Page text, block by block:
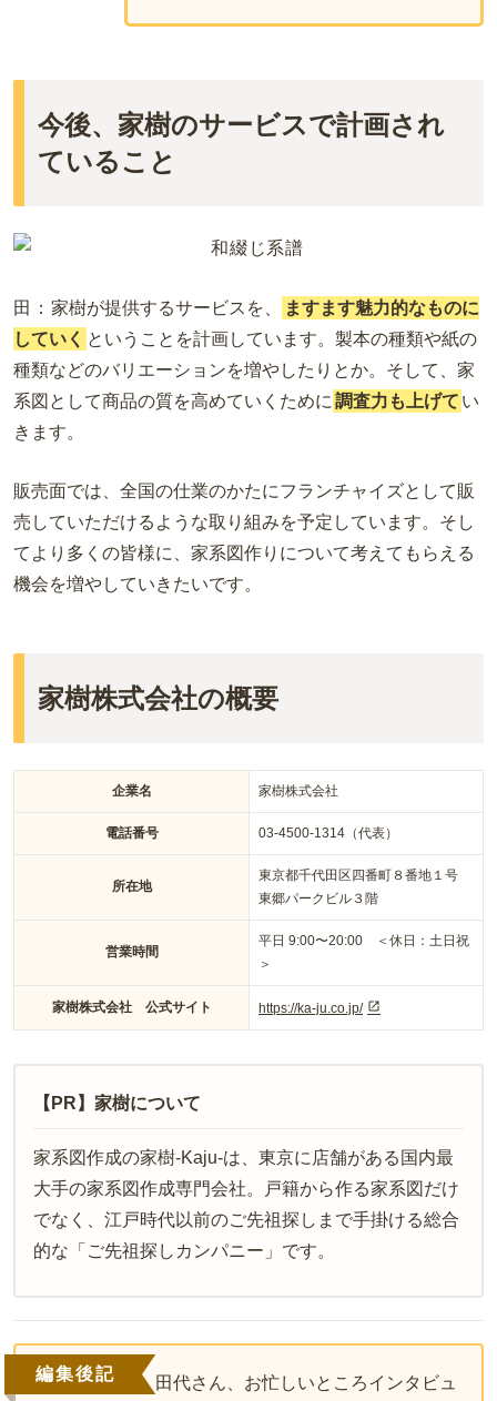
今後、家樹のサービスで計画され
ていること
田： 家樹が提供するサービスを、
ますます魅力的なものに
していく ということを計画しています。製本の種類や紙の
種類などのバリエーションを増やしたりとか。そして、家
系図として商品の質を高めていくために 調査力も上げて い
きます。
販売面では、全国の仕業のかたにフランチャイズとして販
売していただけるような取り組みを予定しています。そし
てより多くの皆様に、家系図作りについて考えてもらえる
機会を増やしていきたいです。
家樹株式会社の概要
企業名 家樹株式会社
電話番号 03-4500-1314（代表）
所在地
東京都千代田区四番町８番地１号
東郷パークビル３階
営業時間
平日 9:00〜20:00 ＜休日：土日祝
＞
家樹株式会社 公式サイト https://ka-ju.co.jp/
【PR】家樹について
家系図作成の家樹-Kaju-は、東京に店舗がある国内最
大手の家系図作成専門会社。戸籍から作る家系図だけ
でなく、江戸時代以前のご先祖探しまで手掛ける総合
的な「ご先祖探しカンパニー」です。
編集後記
田代さん、お忙しいところインタビュ